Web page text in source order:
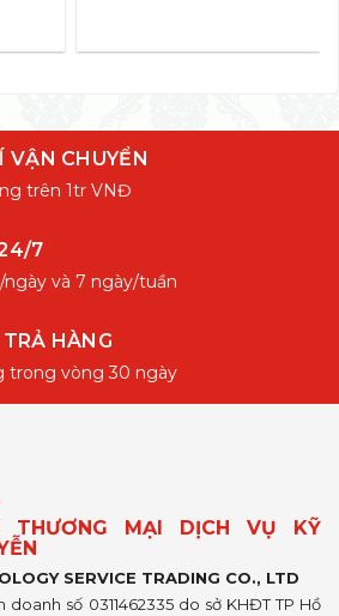
VẬN CHUYỂN
trên 1tr VNĐ
7
ngày và 7 ngày/tuần
HÀNG
trong vòng 30 ngày
THƯƠNG MẠI DỊCH VỤ KỸ
SERVICE TRADING CO., LTD
số 0311462335 do sở KHĐT TP Hồ